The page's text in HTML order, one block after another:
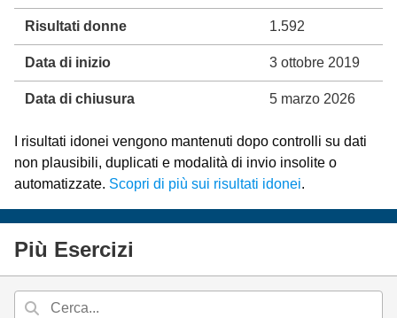
Risultati donne 1.592
Data di inizio 3 ottobre 2019
Data di chiusura 5 marzo 2026
I risultati idonei vengono mantenuti dopo controlli su dati
non plausibili, duplicati e modalità di invio insolite o
automatizzate. Scopri di più sui risultati idonei.
Più Esercizi